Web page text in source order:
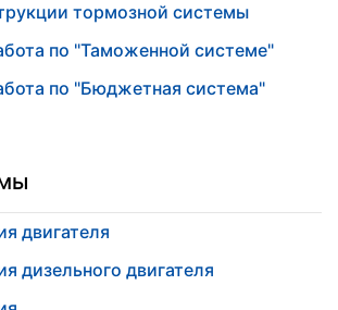
тормозной системы
по "Таможенной системе"
по "Бюджетная система"
двигателя
дизельного двигателя